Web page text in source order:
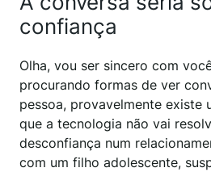
confiança
Olha, vou ser sincero com
procurando formas de ver
pessoa, provavelmente existe
que a tecnologia não vai
desconfiança num
com um filho adolescente,